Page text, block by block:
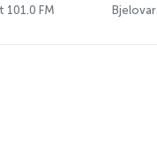
101.0 FM Bjelovar